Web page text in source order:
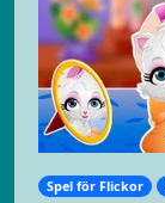
Spel för Flickor